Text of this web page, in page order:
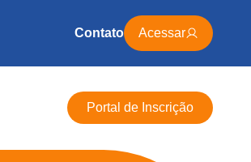
Contato Acessar
Portal de Inscrição